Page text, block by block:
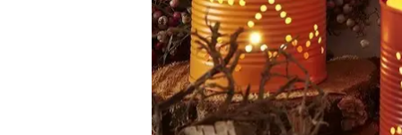
Beschriftungsgerät
Elektrische Pfeffermühle